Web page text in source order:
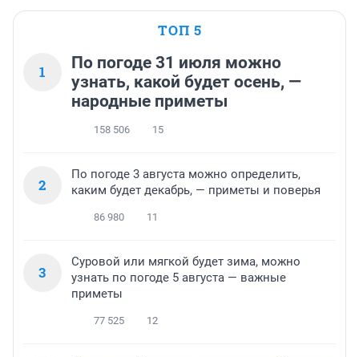
ТОП 5
1
По погоде 31 июля можно
узнать, какой будет осень, —
народные приметы
158 506 15
2
По погоде 3 августа можно определить,
каким будет декабрь, — приметы и поверья
86 980 11
3
Суровой или мягкой будет зима, можно
узнать по погоде 5 августа — важные
приметы
77 525 12